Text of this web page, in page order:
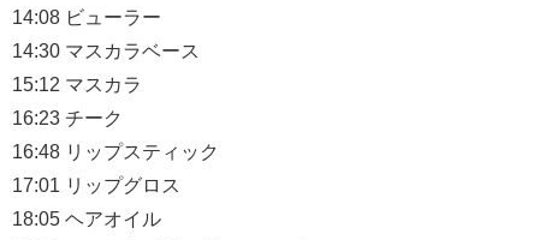
14:08 ビューラー
14:30 マスカラベース
15:12 マスカラ
16:23 チーク
16:48 リップスティック
17:01 リップグロス
18:05 ヘアオイル